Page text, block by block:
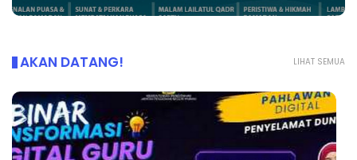
LIHAT SEMUA
AKAN DATANG!